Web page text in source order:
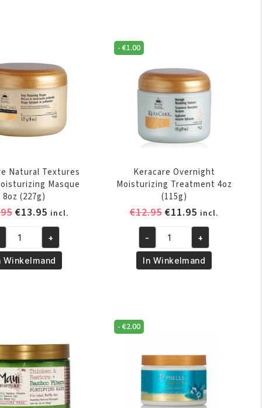
aantal
Natural Textures
Masque
8oz (227g)
Oorspronkelijke
was:
€14.95.
€13.95 Huidige
prijs
is:
€13.95.
incl.
+
Winkelmand
- €1.00
Keracare Overnight
Moisturizing Treatment 4oz
(115g)
€12.95Oorspronkelijke
was:
€12.95.
€11.95 Huidige
prijs
is:
€11.95.
incl.
Keracare
Overnight
Moisturizing
aantal
- +
In Winkelmand
- €2.00